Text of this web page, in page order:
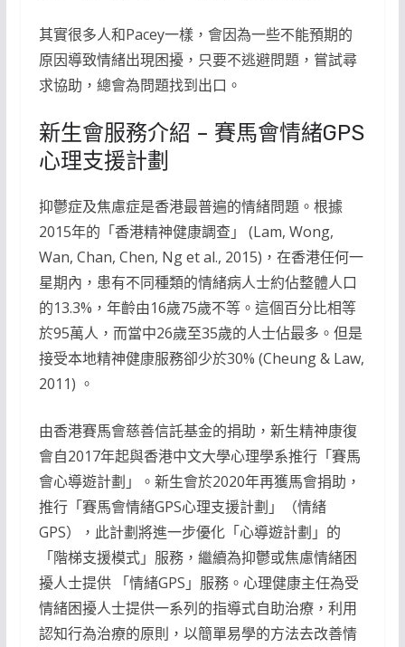
其實很多人和Pacey一樣，會因為一些不能預期的
原因導致情緒出現困擾，只要不逃避問題，嘗試尋
求協助，總會為問題找到出口。
新生會服務介紹 – 賽馬會情緒GPS
心理支援計劃
抑鬱症及焦慮症是香港最普遍的情緒問題。根據
2015年的「香港精神健康調查」 (Lam, Wong,
Wan, Chan, Chen, Ng et al., 2015)，在香港任何一
星期內，患有不同種類的情緒病人士約佔整體人口
的13.3%，年齡由16歲75歲不等。這個百分比相等
於95萬人，而當中26歲至35歲的人士佔最多。但是
接受本地精神健康服務卻少於30% (Cheung & Law,
2011) 。
由香港賽馬會慈善信託基金的捐助，新生精神康復
會自2017年起與香港中文大學心理學系推行「賽馬
會心導遊計劃」。新生會於2020年再獲馬會捐助，
推行「賽馬會情緒GPS心理支援計劃」（情緒
GPS），此計劃將進一步優化「心導遊計劃」的
「階梯支援模式」服務，繼續為抑鬱或焦慮情緒困
擾人士提供 「情緒GPS」服務。心理健康主任為受
情緒困擾人士提供一系列的指導式自助治療，利用
認知行為治療的原則，以簡單易學的方法去改善情